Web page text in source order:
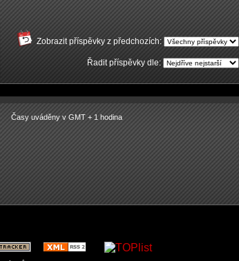
Zobrazit příspěvky z předchozích:
Řadit příspěvky dle:
Časy uváděny v GMT + 1 hodina